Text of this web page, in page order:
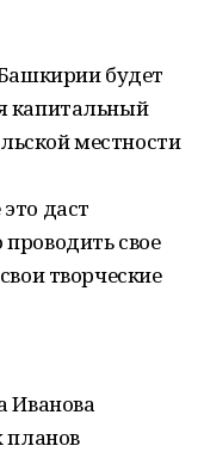
будет
капитальный
местности
даст
свое
творческие
Иванова
планов